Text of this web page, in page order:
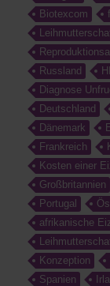
Biotexcom
Russland
Diagnose
Deutschland
Dänemark
Frankreich
Kosten einer
Großbritannien
Portugal
afrikanische
Konzeption
Spanien